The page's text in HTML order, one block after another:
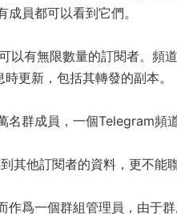
員都可以看到它們。
以有無限數量的訂閱者。頻
更新，包括其轉發的副本。
群成員，一個Telegram頻
其他訂閱者的資料，更不能
作爲一個群組管理員，由于